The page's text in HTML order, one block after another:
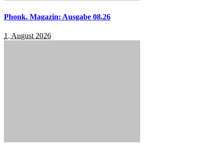
Phonk. Magazin: Ausgabe 08.26
1. August 2026